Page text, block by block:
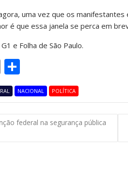
uma vez que os
é que essa janela se perca em
e Folha de São Paulo.
E
m
ai
l
h
ar
e
NACIONAL POLÍTICA
federal na segurança pública